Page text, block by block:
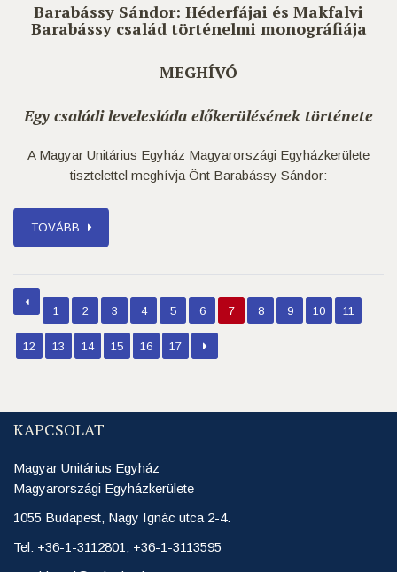
Barabássy Sándor: Héderfájai és Makfalvi
Barabássy család történelmi monográfiája
MEGHÍVÓ
Egy családi levelesláda előkerülésének története
A Magyar Unitárius Egyház Magyarországi Egyházkerülete
tisztelettel meghívja Önt Barabássy Sándor:
TOVÁBB
1 2 3 4 5 6 7 8 9 10 11
12 13 14 15 16 17
KAPCSOLAT
Magyar Unitárius Egyház
Magyarországi Egyházkerülete
1055 Budapest, Nagy Ignác utca 2-4.
Tel: +36-1-3112801; +36-1-3113595